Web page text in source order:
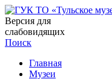
Версия для
слабовидящих
Поиск
Главная
Музеи